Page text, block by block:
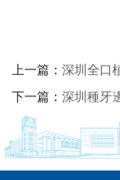
上一篇： 深圳全口
下一篇： 深圳種牙